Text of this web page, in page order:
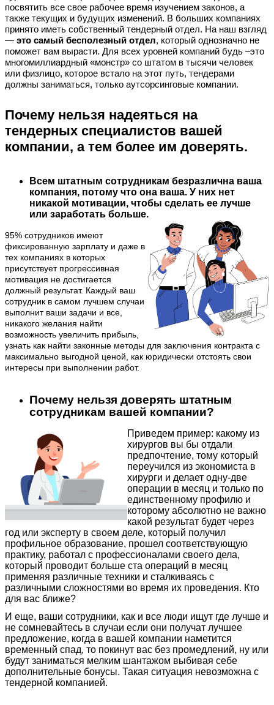
посвятить все свое рабочее время изучением законов, а
также текущих и будущих изменений. В больших компаниях
принято иметь собственный тендерный отдел. На наш взгляд
— это самый бесполезный отдел, который однозначно не
поможет вам вырасти. Для всех уровней компаний будь –это
многомиллиардный «монстр» со штатом в тысячи человек
или физлицо, которое встало на этот путь, тендерами
должны заниматься, только аутсорсинговые компании.
Почему нельзя надеяться на
тендерных специалистов вашей
компании, а тем более им доверять.
Всем штатным сотрудникам безразлична ваша
компания, потому что она ваша. У них нет
никакой мотивации, чтобы сделать ее лучше
или заработать больше.
95% сотрудников имеют
фиксированную зарплату и даже в
тех компаниях в которых
присутствует прогрессивная
мотивация не достигается
должный результат. Каждый ваш
сотрудник в самом лучшем случаи
выполнит ваши задачи и все,
никакого желания найти
возможность увеличить прибыль,
узнать как найти законные методы для заключения контракта с
максимально выгодной ценой, как юридически отстоять свои
интересы при выполнении работ.
Почему нельзя доверять штатным
сотрудникам вашей компании?
Приведем пример: какому из
хирургов вы бы отдали
предпочтение, тому который
переучился из экономиста в
хирурги и делает одну-две
операции в месяц и только по
единственному профилю и
которому абсолютно не важно
какой результат будет через
год или эксперту в своем деле, который получил
профильное образование, прошел соответствующую
практику, работал с профессионалами своего дела,
который проводит больше ста операций в месяц
применяя различные техники и сталкиваясь с
различными сложностями во время их проведения. Кто
для вас ближе?
И еще, ваши сотрудники, как и все люди ищут где лучше и
не сомневайтесь в случаи если они получат лучшее
предложение, когда в вашей компании наметится
временный спад, то покинут вас без промедлений, ну или
будут заниматься мелким шантажом выбивая себе
дополнительные бонусы. Такая ситуация невозможна с
тендерной компанией.